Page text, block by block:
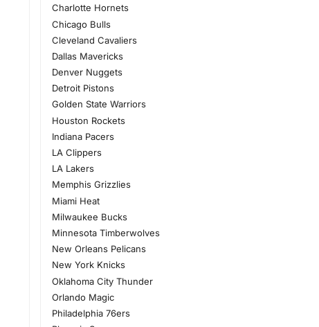
Charlotte Hornets
Chicago Bulls
Cleveland Cavaliers
Dallas Mavericks
Denver Nuggets
Detroit Pistons
Golden State Warriors
Houston Rockets
Indiana Pacers
LA Clippers
LA Lakers
Memphis Grizzlies
Miami Heat
Milwaukee Bucks
Minnesota Timberwolves
New Orleans Pelicans
New York Knicks
Oklahoma City Thunder
Orlando Magic
Philadelphia 76ers